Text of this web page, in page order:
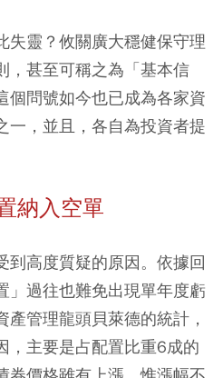
失靈？攸關廣大穩健保守理
，甚至可稱之為「基本信
個問號如今也已成為各家資
一，並且，各自為投資者提
納入空單
到高度質疑的原因。依據回
」過往也難免出現單年度虧
管理龍頭貝萊德的統計，
，主要是占配置比重6成的